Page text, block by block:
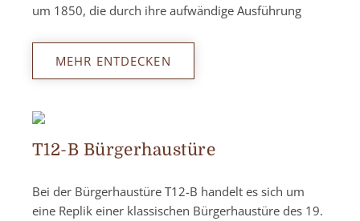
um 1850, die durch ihre aufwändige Ausführung
MEHR ENTDECKEN
T12-B Bürgerhaustüre
Bei der Bürgerhaustüre T12-B handelt es sich um
eine Replik einer klassischen Bürgerhaustüre des 19.